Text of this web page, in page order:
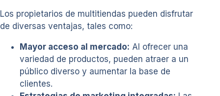
Los propietarios de multitiendas pueden disfrutar
de diversas ventajas, tales como:
Mayor acceso al mercado: Al ofrecer una
variedad de productos, pueden atraer a un
público diverso y aumentar la base de
clientes.